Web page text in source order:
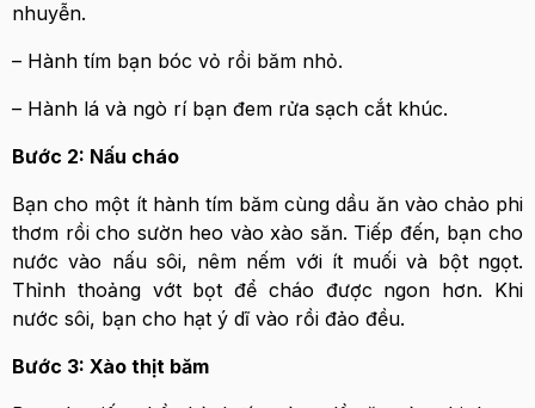
nhuyễn.
– Hành tím bạn bóc vỏ rồi băm nhỏ.
– Hành lá và ngò rí bạn đem rửa sạch cắt khúc.
Bước 2: Nấu cháo
Bạn cho một ít hành tím băm cùng dầu ăn vào chảo phi
thơm rồi cho sườn heo vào xào săn. Tiếp đến, bạn cho
nước vào nấu sôi, nêm nếm với ít muối và bột ngọt.
Thỉnh thoảng vớt bọt để cháo được ngon hơn. Khi
nước sôi, bạn cho hạt ý dĩ vào rồi đảo đều.
Bước 3: Xào thịt băm